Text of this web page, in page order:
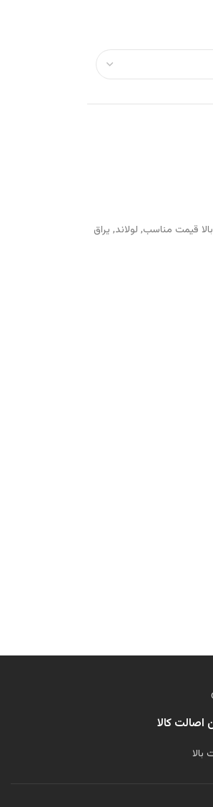
قیمت مناسب, لولاند, یراق
کالا
بالا